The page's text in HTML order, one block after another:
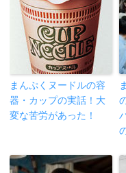
まんぷくヌードルの容
器・カップの実話！大
変な苦労があった！